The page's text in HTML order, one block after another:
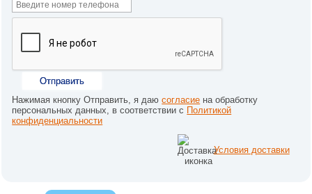
Отправить
Нажимая кнопку Отправить, я даюсогласие на обработку
персональных данных, в соответствии с Политикой
конфиденциальности
Условия доставки